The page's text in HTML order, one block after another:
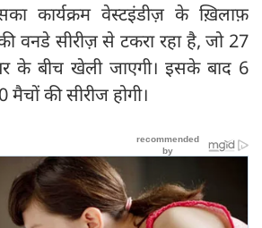
कार्यक्रम वेस्टइंडीज़ के ख़िलाफ़
वनडे सीरीज़ से टकरा रहा है, जो 27
के बीच खेली जाएगी। इसके बाद 6
की सीरीज होगी।